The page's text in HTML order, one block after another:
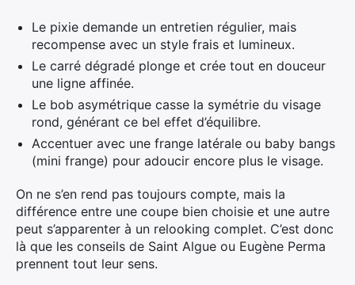
Le pixie demande un entretien régulier, mais
recompense avec un style frais et lumineux.
Le carré dégradé plonge et crée tout en douceur
une ligne affinée.
Le bob asymétrique casse la symétrie du visage
rond, générant ce bel effet d’équilibre.
Accentuer avec une frange latérale ou baby bangs
(mini frange) pour adoucir encore plus le visage.
On ne s’en rend pas toujours compte, mais la
différence entre une coupe bien choisie et une autre
peut s’apparenter à un relooking complet. C’est donc
là que les conseils de Saint Algue ou Eugène Perma
prennent tout leur sens.
Rechercher
: